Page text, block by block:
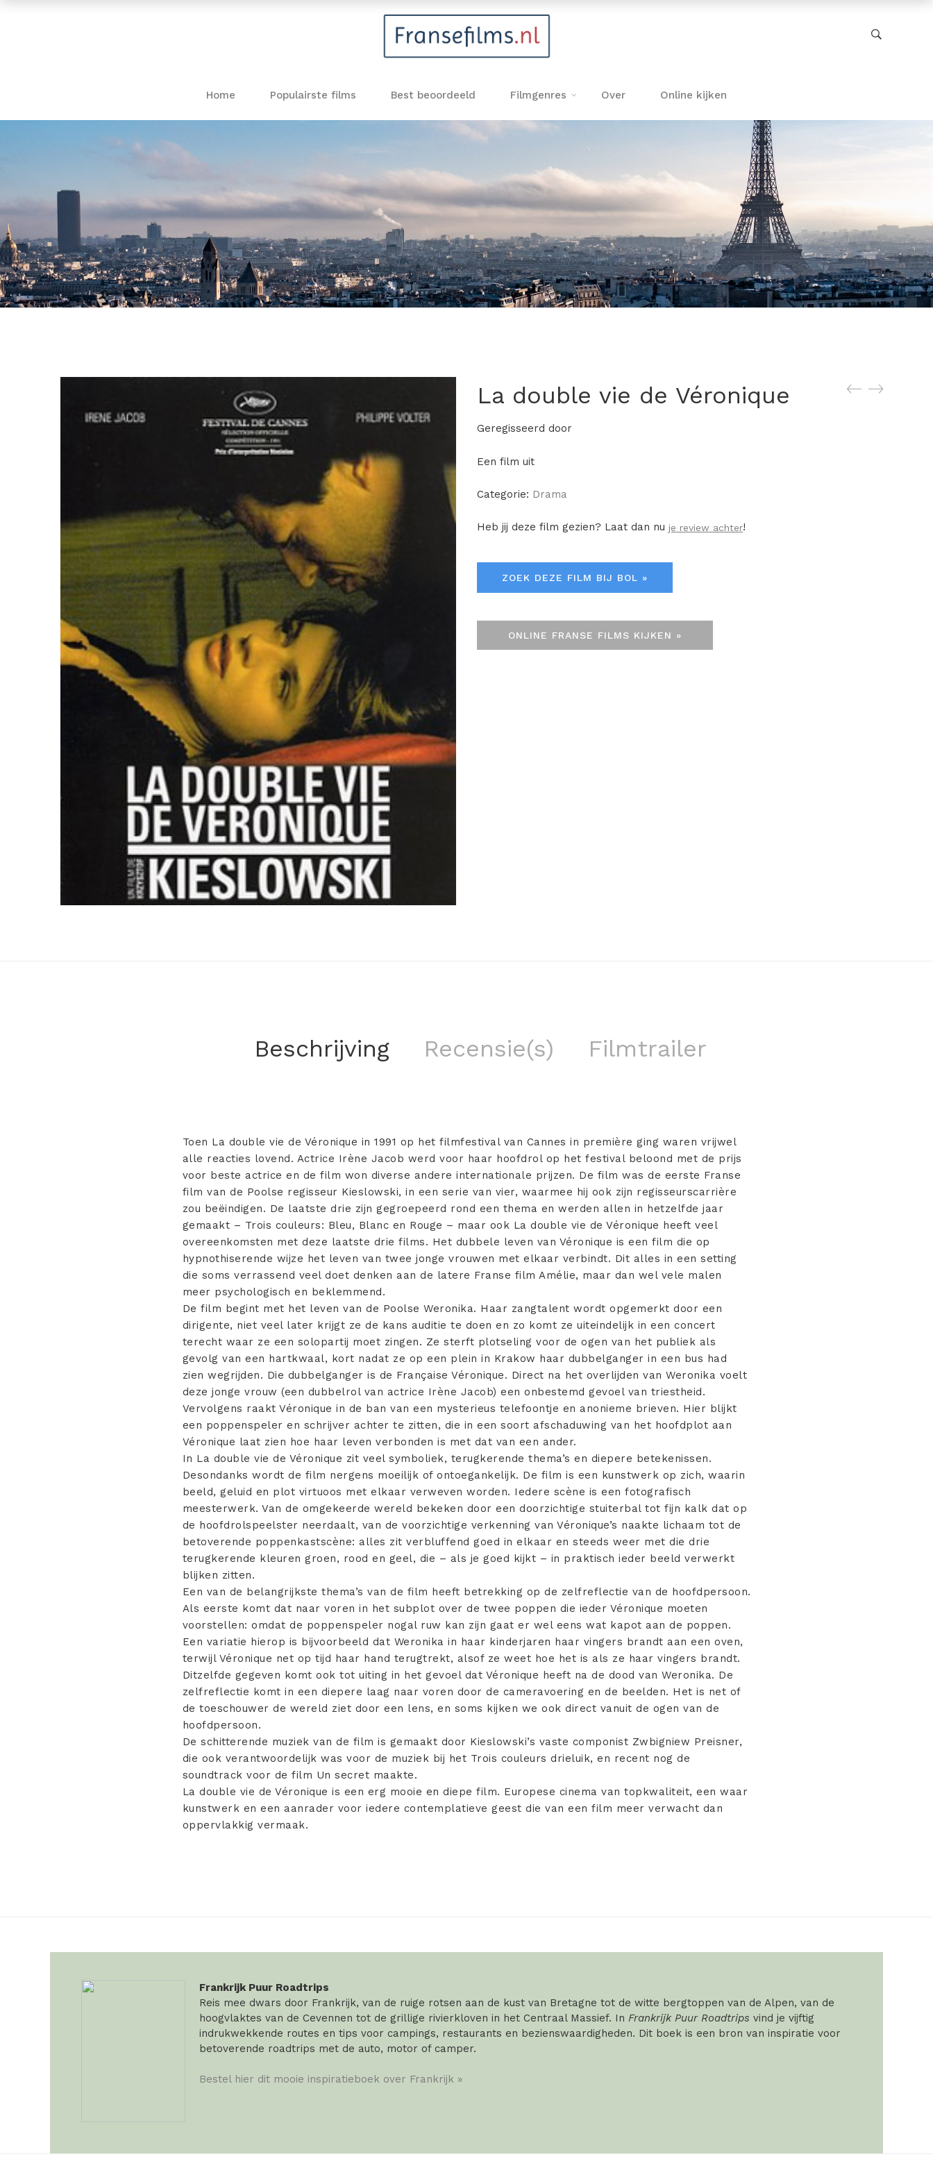
Home Populairste films Best beoordeeld Filmgenres Over Online kijken
La double vie de Véronique
Geregisseerd door
Een film uit
Categorie: Drama
Heb jij deze film gezien? Laat dan nu je review achter!
ZOEK DEZE FILM BIJ BOL »
ONLINE FRANSE FILMS KIJKEN »
Beschrijving Recensie(s) Filmtrailer
Toen La double vie de Véronique in 1991 op het filmfestival van Cannes in première ging waren vrijwel
alle reacties lovend. Actrice Irène Jacob werd voor haar hoofdrol op het festival beloond met de prijs
voor beste actrice en de film won diverse andere internationale prijzen. De film was de eerste Franse
film van de Poolse regisseur Kieslowski, in een serie van vier, waarmee hij ook zijn regisseurscarrière
zou beëindigen. De laatste drie zijn gegroepeerd rond een thema en werden allen in hetzelfde jaar
gemaakt – Trois couleurs: Bleu, Blanc en Rouge – maar ook La double vie de Véronique heeft veel
overeenkomsten met deze laatste drie films. Het dubbele leven van Véronique is een film die op
hypnothiserende wijze het leven van twee jonge vrouwen met elkaar verbindt. Dit alles in een setting
die soms verrassend veel doet denken aan de latere Franse film Amélie, maar dan wel vele malen
meer psychologisch en beklemmend.
De film begint met het leven van de Poolse Weronika. Haar zangtalent wordt opgemerkt door een
dirigente, niet veel later krijgt ze de kans auditie te doen en zo komt ze uiteindelijk in een concert
terecht waar ze een solopartij moet zingen. Ze sterft plotseling voor de ogen van het publiek als
gevolg van een hartkwaal, kort nadat ze op een plein in Krakow haar dubbelganger in een bus had
zien wegrijden. Die dubbelganger is de Française Véronique. Direct na het overlijden van Weronika voelt
deze jonge vrouw (een dubbelrol van actrice Irène Jacob) een onbestemd gevoel van triestheid.
Vervolgens raakt Véronique in de ban van een mysterieus telefoontje en anonieme brieven. Hier blijkt
een poppenspeler en schrijver achter te zitten, die in een soort afschaduwing van het hoofdplot aan
Véronique laat zien hoe haar leven verbonden is met dat van een ander.
In La double vie de Véronique zit veel symboliek, terugkerende thema’s en diepere betekenissen.
Desondanks wordt de film nergens moeilijk of ontoegankelijk. De film is een kunstwerk op zich, waarin
beeld, geluid en plot virtuoos met elkaar verweven worden. Iedere scène is een fotografisch
meesterwerk. Van de omgekeerde wereld bekeken door een doorzichtige stuiterbal tot fijn kalk dat op
de hoofdrolspeelster neerdaalt, van de voorzichtige verkenning van Véronique’s naakte lichaam tot de
betoverende poppenkastscène: alles zit verbluffend goed in elkaar en steeds weer met die drie
terugkerende kleuren groen, rood en geel, die – als je goed kijkt – in praktisch ieder beeld verwerkt
blijken zitten.
Een van de belangrijkste thema’s van de film heeft betrekking op de zelfreflectie van de hoofdpersoon.
Als eerste komt dat naar voren in het subplot over de twee poppen die ieder Véronique moeten
voorstellen: omdat de poppenspeler nogal ruw kan zijn gaat er wel eens wat kapot aan de poppen.
Een variatie hierop is bijvoorbeeld dat Weronika in haar kinderjaren haar vingers brandt aan een oven,
terwijl Véronique net op tijd haar hand terugtrekt, alsof ze weet hoe het is als ze haar vingers brandt.
Ditzelfde gegeven komt ook tot uiting in het gevoel dat Véronique heeft na de dood van Weronika. De
zelfreflectie komt in een diepere laag naar voren door de cameravoering en de beelden. Het is net of
de toeschouwer de wereld ziet door een lens, en soms kijken we ook direct vanuit de ogen van de
hoofdpersoon.
De schitterende muziek van de film is gemaakt door Kieslowski’s vaste componist Zwbigniew Preisner,
die ook verantwoordelijk was voor de muziek bij het Trois couleurs drieluik, en recent nog de
soundtrack voor de film Un secret maakte.
La double vie de Véronique is een erg mooie en diepe film. Europese cinema van topkwaliteit, een waar
kunstwerk en een aanrader voor iedere contemplatieve geest die van een film meer verwacht dan
oppervlakkig vermaak.
Frankrijk Puur Roadtrips
Reis mee dwars door Frankrijk, van de ruige rotsen aan de kust van Bretagne tot de witte bergtoppen van de Alpen, van de
hoogvlaktes van de Cevennen tot de grillige rivierkloven in het Centraal Massief. In Frankrijk Puur Roadtrips vind je vijftig
indrukwekkende routes en tips voor campings, restaurants en bezienswaardigheden. Dit boek is een bron van inspiratie voor
betoverende roadtrips met de auto, motor of camper.
Bestel hier dit mooie inspiratieboek over Frankrijk »